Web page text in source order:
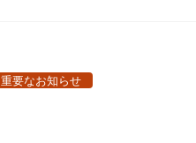
重要なお知らせ